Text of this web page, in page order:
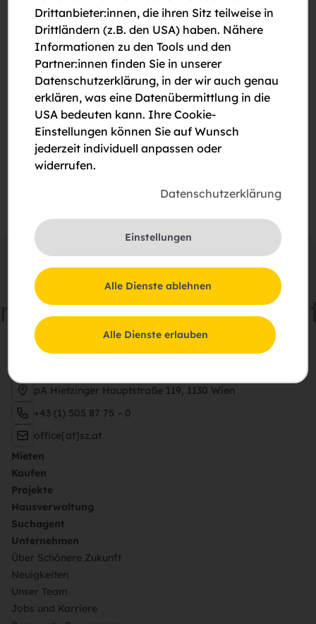
Bitte um Rückruf
Bitte um eine Besichtigung
Ich stimme der Erklärung zum Datenschutz zu.
Zukunft
pA Hietzinger Hauptstraße 119, 1130 Wien
+43 (1) 505 87 75 – 0
office[at]sz.at
Mieten
Kaufen
Projekte
Hausverwaltung
Suchagent
Unternehmen
Über Schönere Zukunft
Neuigkeiten
Unser Team
Jobs und Karriere
Drittanbieter:innen, die ihren Sitz teilweise in
Drittländern (z.B. den USA) haben. Nähere
Informationen zu den Tools und den
Partner:innen finden Sie in unserer
Datenschutzerklärung, in der wir auch genau
erklären, was eine Datenübermittlung in die
USA bedeuten kann. Ihre Cookie-
Einstellungen können Sie auf Wunsch
jederzeit individuell anpassen oder
widerrufen.
Datenschutzerklärung
Einstellungen
Alle Dienste ablehnen
Alle Dienste erlauben